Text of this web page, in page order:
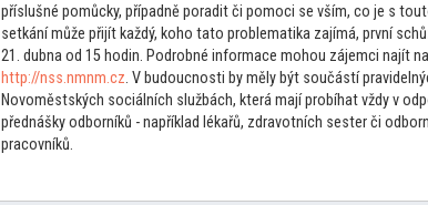
příslušné pomůcky, případně poradit či pomoci se vším, co je s tou
setkání může přijít každý, koho tato problematika zajímá, první
21. dubna od 15 hodin. Podrobné informace mohou zájemci najít
http://nss.nmnm.cz. V budoucnosti by měly být součástí
Novoměstských sociálních službách, která mají probíhat vždy v
přednášky odborníků - například lékařů, zdravotních sester či
pracovníků.